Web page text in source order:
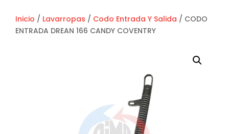
Inicio / Lavarropas / Codo Entrada Y Salida / CODO
ENTRADA DREAN 166 CANDY COVENTRY